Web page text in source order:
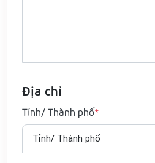
Địa chỉ
Tỉnh/ Thành phố